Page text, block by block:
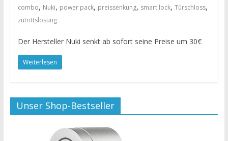
combo, Nuki, power pack, preissenkung, smart lock, Türschloss,
zutrittslösung
Der Hersteller Nuki senkt ab sofort seine Preise um 30€
Weiterlesen
Unser Shop-Bestseller